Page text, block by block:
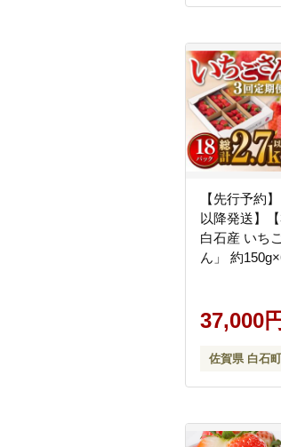
【先行予約
以降発送】【
白石産 いち
ん」 約
ゴ [IAA032]
37,000円
佐賀県 白石町